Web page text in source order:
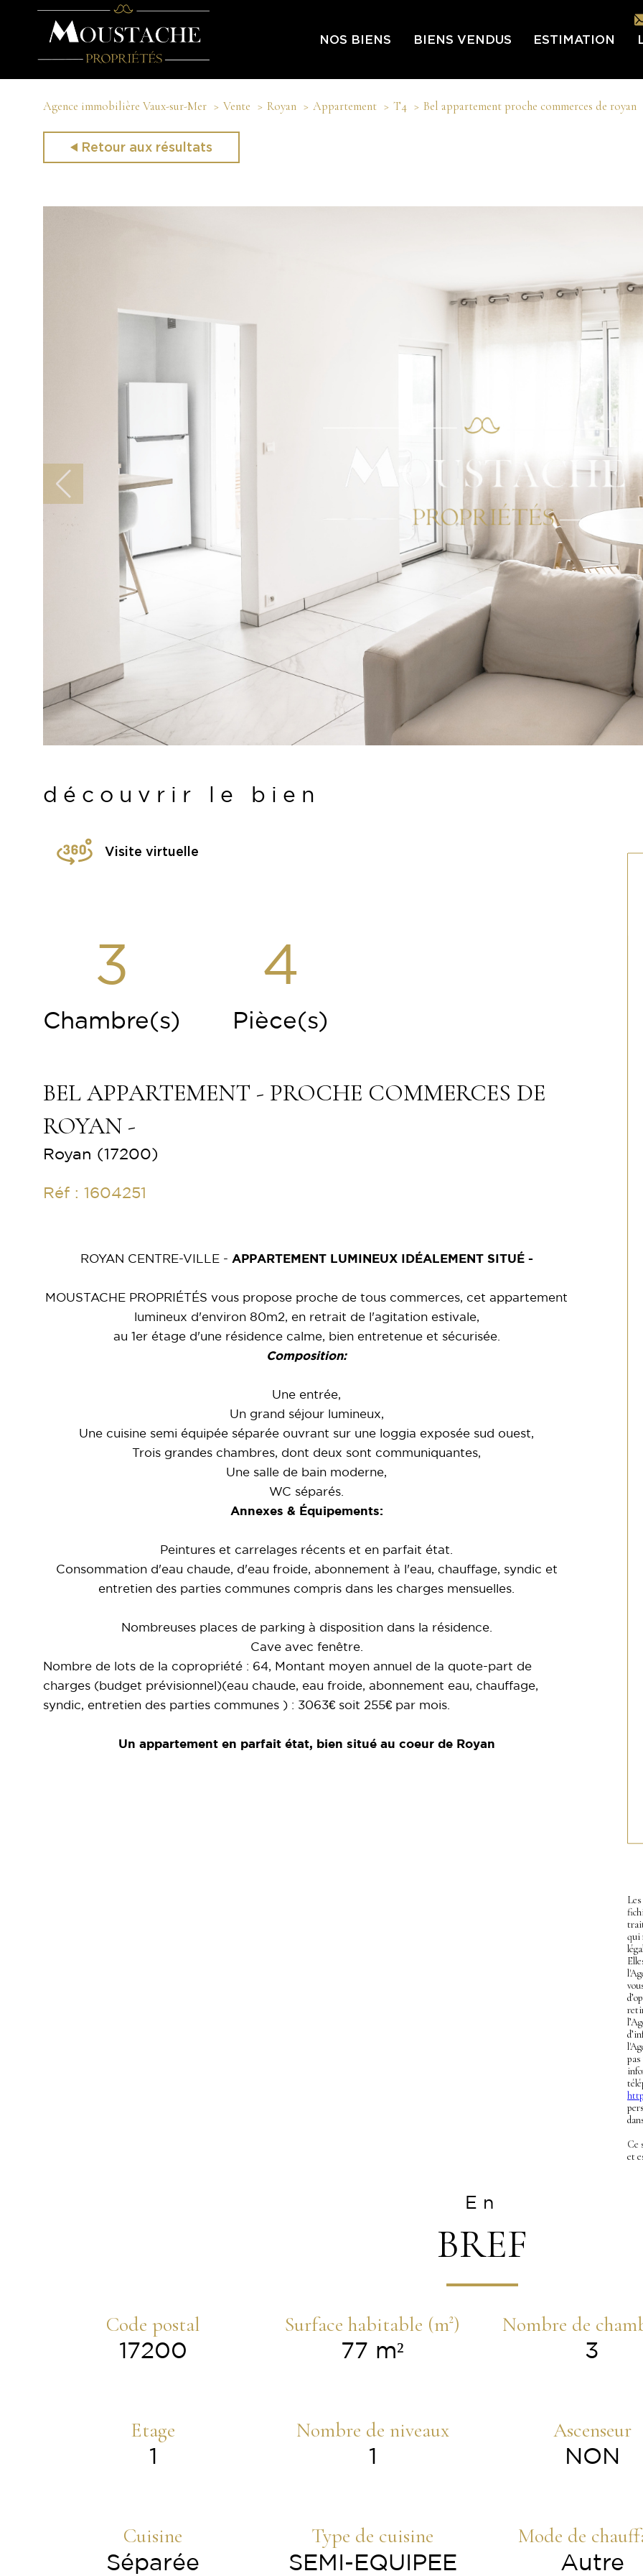
NOS BIENS BIENS VENDUS ESTIMATION
LES
Agence immobilière Vaux-sur-Mer Vente Royan Appartement T4 Bel appartement proche commerces de royan
Retour aux résultats
découvrir le bien
Visite virtuelle
3
Chambre(s)
4
Pièce(s)
BEL APPARTEMENT - PROCHE COMMERCES DE
ROYAN -
Royan (17200)
Réf : 1604251
ROYAN CENTRE-VILLE - APPARTEMENT LUMINEUX IDÉALEMENT SITUÉ -
MOUSTACHE PROPRIÉTÉS vous propose proche de tous commerces, cet appartement
lumineux d'environ 80m2, en retrait de l'agitation estivale,
au 1er étage d'une résidence calme, bien entretenue et sécurisée.
Composition:
Une entrée,
Un grand séjour lumineux,
Une cuisine semi équipée séparée ouvrant sur une loggia exposée sud ouest,
Trois grandes chambres, dont deux sont communiquantes,
Une salle de bain moderne,
WC séparés.
Annexes & Équipements:
Peintures et carrelages récents et en parfait état.
Consommation d'eau chaude, d'eau froide, abonnement à l'eau, chauffage, syndic et
entretien des parties communes compris dans les charges mensuelles.
Nombreuses places de parking à disposition dans la résidence.
Cave avec fenêtre.
Nombre de lots de la copropriété : 64, Montant moyen annuel de la quote-part de
charges (budget prévisionnel)(eau chaude, eau froide, abonnement eau, chauffage,
syndic, entretien des parties communes ) : 3063€ soit 255€ par mois.
Un appartement en parfait état, bien situé au coeur de Royan
qui
Ce
et
En
BREF
Code postal
17200
Surface habitable (m²)
77 m²
Nombre de
3
Etage
1
Nombre de niveaux
1
Ascenseur
NON
Cuisine
Séparée
Type de cuisine
SEMI-EQUIPEE
Mode de
Autre